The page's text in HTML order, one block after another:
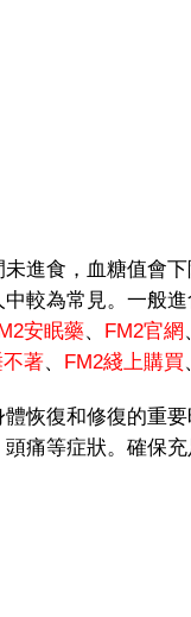
食，血糖值會下
較為常見。一般
安眠藥、 FM2官網
不著、 FM2綫上購買
復和修復的重要
痛等症狀。確保